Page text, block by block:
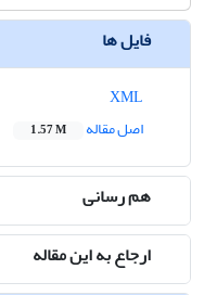
فایل ها
اصل مقاله
1.57 M
هم رسانی
ارجاع به این مقاله